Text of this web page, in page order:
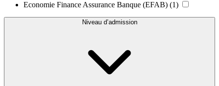
Economie Finance Assurance Banque (EFAB) (1)
Niveau d’admission